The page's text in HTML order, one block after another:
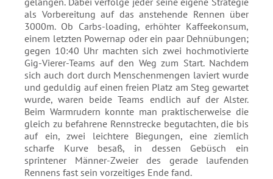
als Vorbereitung auf das anstehende Rennen über
3000m. Ob Carbs-loading, erhöhter Kaffeekonsum,
einem letzten Powernap oder ein paar Dehnübungen;
gegen 10:40 Uhr machten sich zwei hochmotivierte
Gig-Vierer-Teams auf den Weg zum Start. Nachdem
sich auch dort durch Menschenmengen laviert wurde
und geduldig auf einen freien Platz am Steg gewartet
wurde, waren beide Teams endlich auf der Alster.
Beim Warmrudern konnte man praktischerweise die
gleich zu befahrene Rennstrecke begutachten, die bis
auf ein, zwei leichtere Biegungen, eine ziemlich
scharfe Kurve besaß, in dessen Gebüsch ein
sprintener Männer-Zweier des gerade laufenden
Rennens fast sein vorzeitiges Ende fand.